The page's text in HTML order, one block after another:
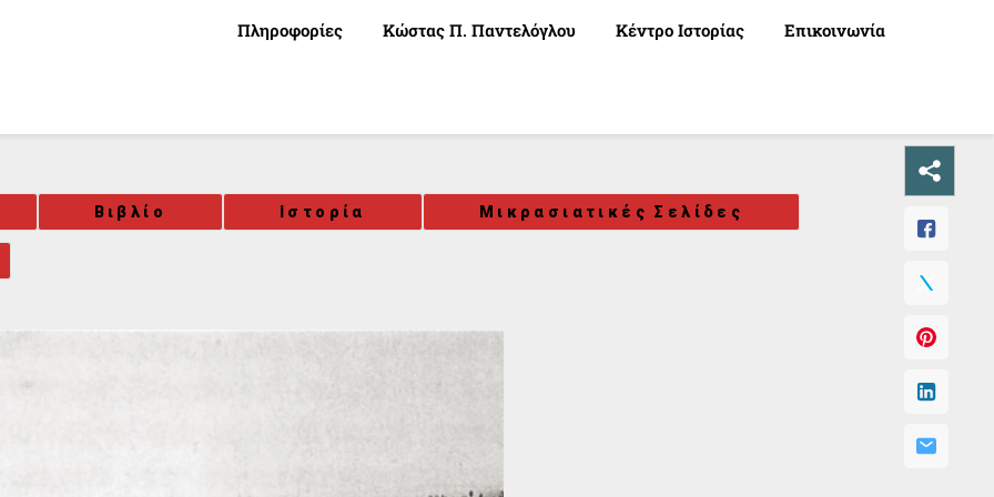
Πληροφορίες Κώστας Π. Παντελόγλου Κέντρο Ιστορίας Επικοινωνία
Βιβλίο Ιστορία Μικρασιατικές Σελίδες